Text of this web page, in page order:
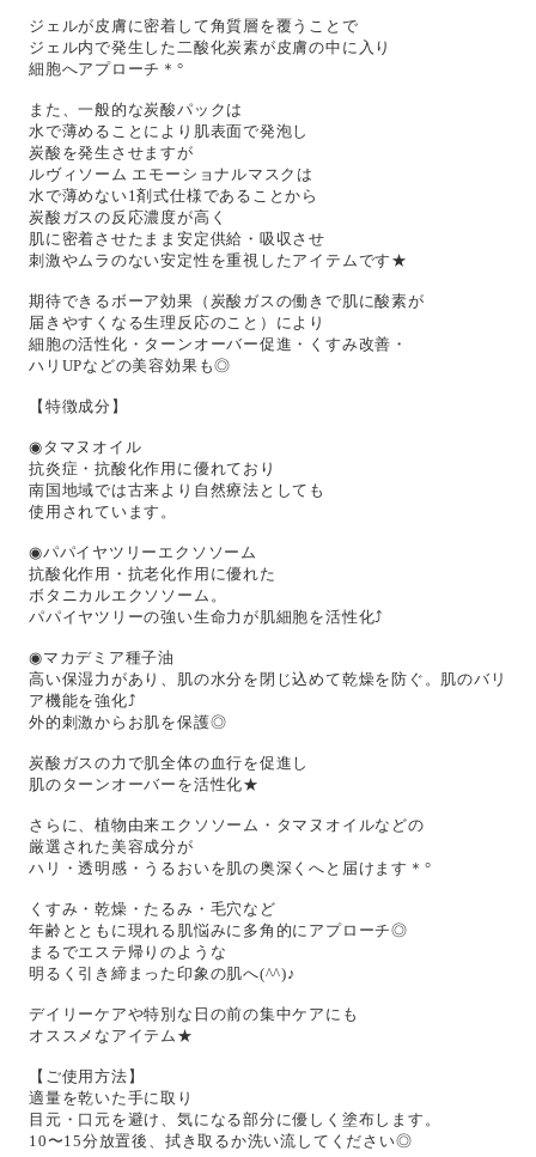
ジェルが皮膚に密着して角質層を覆うことで
ジェル内で発生した二酸化炭素が皮膚の中に入り
細胞へアプローチ＊°
また、一般的な炭酸パックは
水で薄めることにより肌表面で発泡し
炭酸を発生させますが
ルヴィソーム エモーショナルマスクは
水で薄めない1剤式仕様であることから
炭酸ガスの反応濃度が高く
肌に密着させたまま安定供給・吸収させ
刺激やムラのない安定性を重視したアイテムです★
期待できるボーア効果（炭酸ガスの働きで肌に酸素が
届きやすくなる生理反応のこと）により
細胞の活性化・ターンオーバー促進・くすみ改善・
ハリUPなどの美容効果も◎
【特徴成分】
◉タマヌオイル
抗炎症・抗酸化作用に優れており
南国地域では古来より自然療法としても
使用されています。
◉パパイヤツリーエクソソーム
抗酸化作用・抗老化作用に優れた
ボタニカルエクソソーム。
パパイヤツリーの強い生命力が肌細胞を活性化⤴︎
◉マカデミア種子油
高い保湿力があり、肌の水分を閉じ込めて乾燥を防ぐ。肌のバリ
ア機能を強化⤴︎
外的刺激からお肌を保護◎
炭酸ガスの力で肌全体の血行を促進し
肌のターンオーバーを活性化★
さらに、植物由来エクソソーム・タマヌオイルなどの
厳選された美容成分が
ハリ・透明感・うるおいを肌の奥深くへと届けます＊°
くすみ・乾燥・たるみ・毛穴など
年齢とともに現れる肌悩みに多角的にアプローチ◎
まるでエステ帰りのような
明るく引き締まった印象の肌へ(^^)♪
デイリーケアや特別な日の前の集中ケアにも
オススメなアイテム★
【ご使用方法】
適量を乾いた手に取り
目元・口元を避け、気になる部分に優しく塗布します。
10〜15分放置後、拭き取るか洗い流してください◎